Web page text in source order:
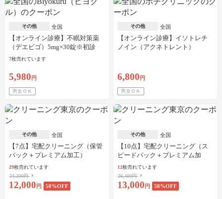
その他 全国
【オンライン診療】不眠対策薬
（デエビゴ）5mg×30錠※初診
料・送料込
7枚売れています
5,980 円
男女ＯＫ
その他 全国
【オンライン診療】イソトレチ
ノイン（アクネトレント）
6,800 円
男女ＯＫ
その他 全国
【7点】宅配クリーニング（保管
パック＋プレミアム加工）
29枚売れています
24,200円
12,000 円 50%OFF
その他 全国
【10点】宅配クリーニング（ス
ピードパック＋プレミアム加
工）
12枚売れています
26,400円
13,000 円 50%OFF